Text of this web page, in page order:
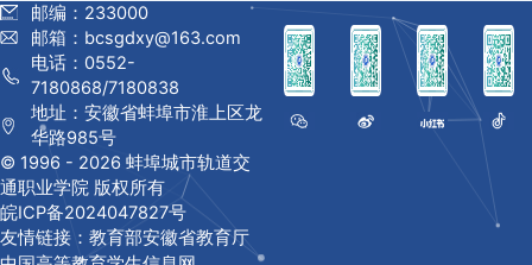
邮编：233000
邮箱：bcsgdxy@163.com
电话：0552-
7180868/7180838
地址：安徽省蚌埠市淮上区龙
华路985号
© 1996 - 2026 蚌埠城市轨道交
通职业学院 版权所有
皖ICP备2024047827号
友情链接： 教育部安徽省教育厅